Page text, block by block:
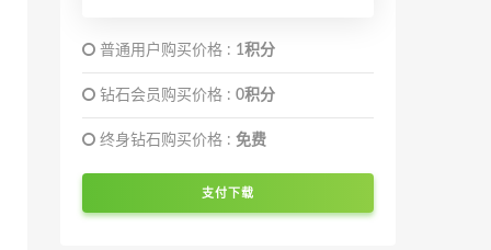
普通用户购买价格 : 1积分
钻石会员购买价格 : 0积分
终身钻石购买价格 : 免费
支付下载